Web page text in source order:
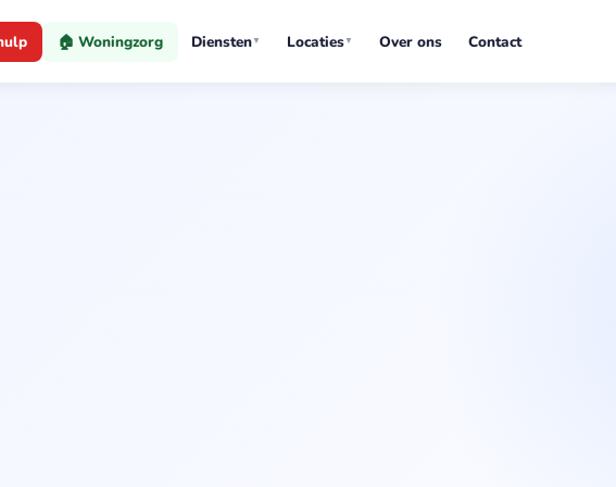
🏠 Woningzorg Diensten▼ Locaties▼ Over ons Contact